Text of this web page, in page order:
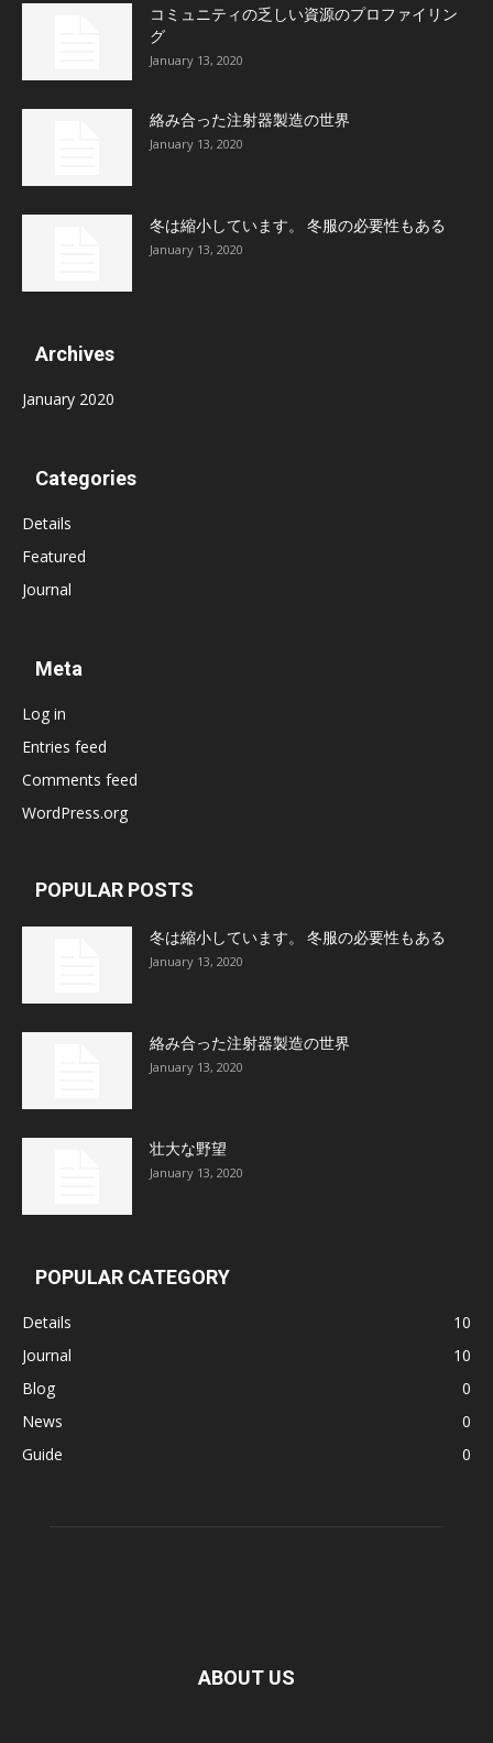
コミュニティの乏しい資源のプロファイリン
グ
January 13, 2020
絡み合った注射器製造の世界
January 13, 2020
冬は縮小しています。 冬服の必要性もある
January 13, 2020
Archives
January 2020
Categories
Details
Featured
Journal
Meta
Log in
Entries feed
Comments feed
WordPress.org
POPULAR POSTS
冬は縮小しています。 冬服の必要性もある
January 13, 2020
絡み合った注射器製造の世界
January 13, 2020
壮大な野望
January 13, 2020
POPULAR CATEGORY
Details
10
Journal
10
Blog
0
News
0
Guide
0
ABOUT US